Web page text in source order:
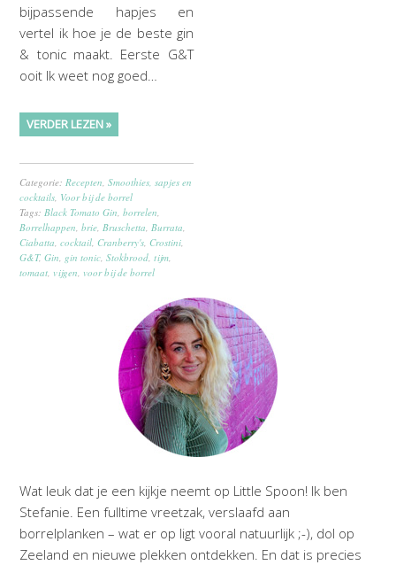
bijpassende hapjes en
vertel ik hoe je de beste gin
& tonic maakt. Eerste G&T
ooit Ik weet nog goed…
VERDER LEZEN »
Categorie: Recepten ,Smoothies, sapjes en
cocktails Voor bij de borrel
Tags: Black Tomato Gin ,borrelen
Borrelhappen ,brie Bruschetta Burrata
Ciabatta ,cocktail ,Cranberry's ,Crostini
G&T,Gin gin tonic ,Stokbrood ,tijm
tomaat vijgen voor bij de borrel
Wat leuk dat je een kijkje neemt op Little Spoon! Ik ben
Stefanie. Een fulltime vreetzak, verslaafd aan
borrelplanken – wat er op ligt vooral natuurlijk ;-), dol op
Zeeland en nieuwe plekken ontdekken. En dat is precies